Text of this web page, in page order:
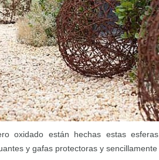
oxidado están hechas estas
y gafas protectoras y